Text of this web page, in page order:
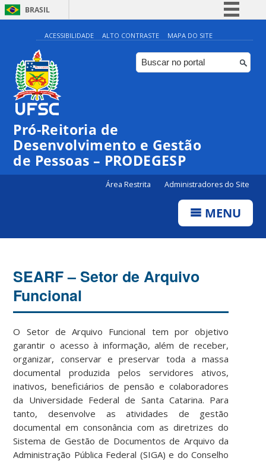
BRASIL
Simplifique!
Comunica BR
Participe
ACESSIBILIDADE ALTO CONTRASTE MAPA DO SITE
Pró-Reitoria de
Desenvolvimento e Gestão
de Pessoas – PRODEGESP
Área Restrita Administradores do Site
MENU
SEARF – Setor de Arquivo
Funcional
O Setor de Arquivo Funcional tem por objetivo
garantir o acesso à informação, além de receber,
organizar, conservar e preservar toda a massa
documental produzida pelos servidores ativos,
inativos, beneficiários de pensão e colaboradores
da Universidade Federal de Santa Catarina. Para
tanto, desenvolve as atividades de gestão
documental em consonância com as diretrizes do
Sistema de Gestão de Documentos de Arquivo da
Administração Pública Federal (SIGA) e do Conselho